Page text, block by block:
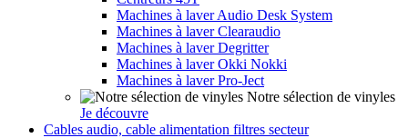
Machines à laver Audio Desk System
Machines à laver Clearaudio
Machines à laver Degritter
Machines à laver Okki Nokki
Machines à laver Pro-Ject
Notre sélection de vinyles
Je découvre
Cables audio, cable alimentation filtres secteur